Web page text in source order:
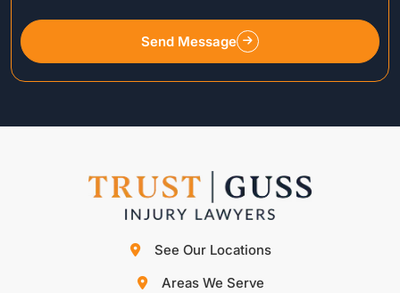
Send Message
See Our Locations
Areas We Serve